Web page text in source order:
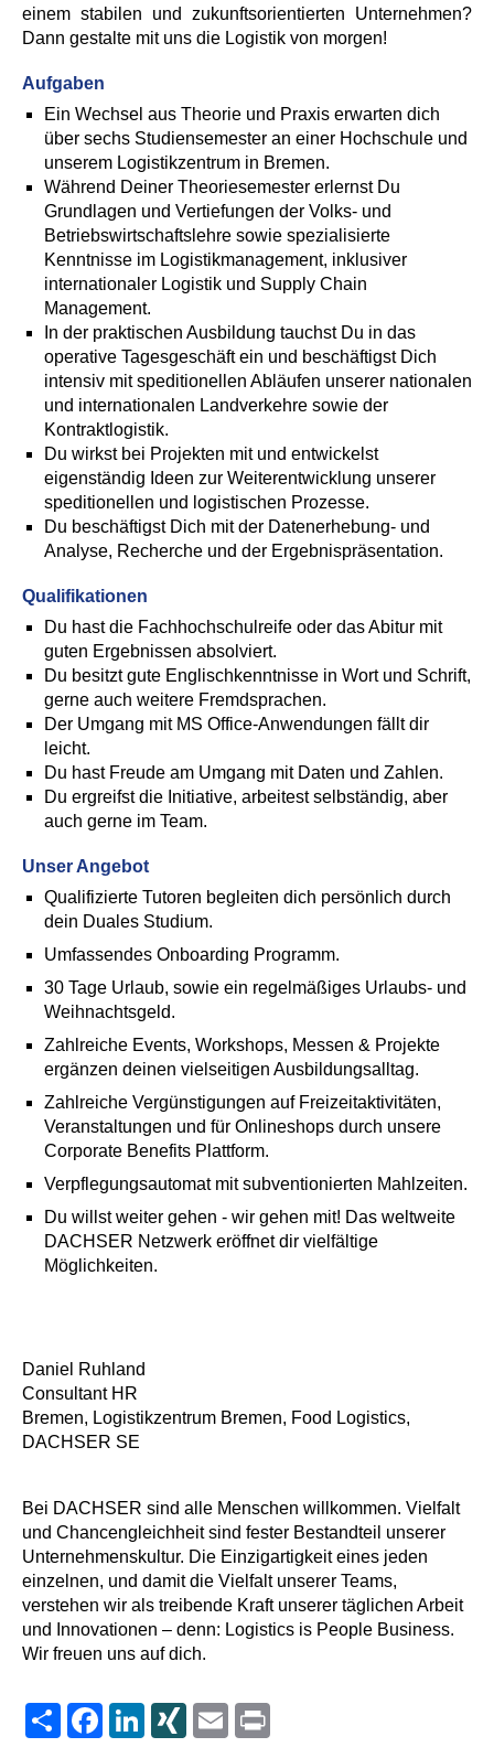
einem stabilen und zukunftsorientierten Unternehmen?
Dann gestalte mit uns die Logistik von morgen!
Aufgaben
Ein Wechsel aus Theorie und Praxis erwarten dich
über sechs Studiensemester an einer Hochschule und
unserem Logistikzentrum in Bremen.
Während Deiner Theoriesemester erlernst Du
Grundlagen und Vertiefungen der Volks- und
Betriebswirtschaftslehre sowie spezialisierte
Kenntnisse im Logistikmanagement, inklusiver
internationaler Logistik und Supply Chain
Management.
In der praktischen Ausbildung tauchst Du in das
operative Tagesgeschäft ein und beschäftigst Dich
intensiv mit speditionellen Abläufen unserer nationalen
und internationalen Landverkehre sowie der
Kontraktlogistik.
Du wirkst bei Projekten mit und entwickelst
eigenständig Ideen zur Weiterentwicklung unserer
speditionellen und logistischen Prozesse.
Du beschäftigst Dich mit der Datenerhebung- und
Analyse, Recherche und der Ergebnispräsentation.
Qualifikationen
Du hast die Fachhochschulreife oder das Abitur mit
guten Ergebnissen absolviert.
Du besitzt gute Englischkenntnisse in Wort und Schrift,
gerne auch weitere Fremdsprachen.
Der Umgang mit MS Office-Anwendungen fällt dir
leicht.
Du hast Freude am Umgang mit Daten und Zahlen.
Du ergreifst die Initiative, arbeitest selbständig, aber
auch gerne im Team.
Unser Angebot
Qualifizierte Tutoren begleiten dich persönlich durch
dein Duales Studium.
Umfassendes Onboarding Programm.
30 Tage Urlaub, sowie ein regelmäßiges Urlaubs- und
Weihnachtsgeld.
Zahlreiche Events, Workshops, Messen & Projekte
ergänzen deinen vielseitigen Ausbildungsalltag.
Zahlreiche Vergünstigungen auf Freizeitaktivitäten,
Veranstaltungen und für Onlineshops durch unsere
Corporate Benefits Plattform.
Verpflegungsautomat mit subventionierten Mahlzeiten.
Du willst weiter gehen - wir gehen mit! Das weltweite
DACHSER Netzwerk eröffnet dir vielfältige
Möglichkeiten.
Daniel Ruhland
Consultant HR
Bremen, Logistikzentrum Bremen, Food Logistics,
DACHSER SE
Bei DACHSER sind alle Menschen willkommen. Vielfalt
und Chancengleichheit sind fester Bestandteil unserer
Unternehmenskultur. Die Einzigartigkeit eines jeden
einzelnen, und damit die Vielfalt unserer Teams,
verstehen wir als treibende Kraft unserer täglichen Arbeit
und Innovationen – denn: Logistics is People Business.
Wir freuen uns auf dich.
Share FacebookLinkedInXING Email